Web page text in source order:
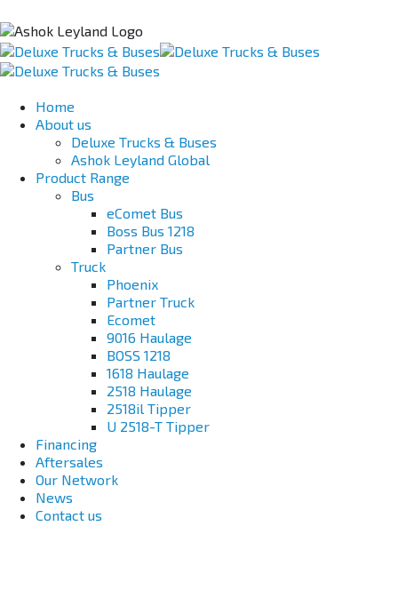
Home
About us
Deluxe Trucks & Buses
Ashok Leyland Global
Product Range
Bus
eComet Bus
Boss Bus 1218
Partner Bus
Truck
Phoenix
Partner Truck
Ecomet
9016 Haulage
BOSS 1218
1618 Haulage
2518 Haulage
2518il Tipper
U 2518-T Tipper
Financing
Aftersales
Our Network
News
Contact us